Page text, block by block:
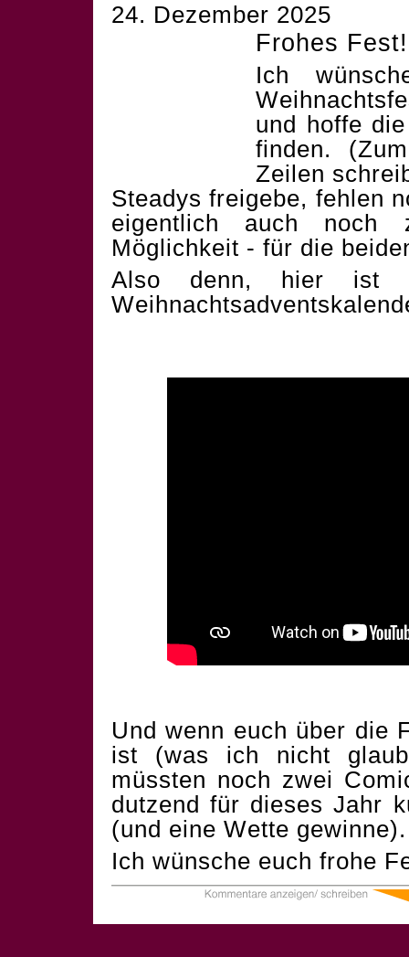
24. Dezember 2025
Frohes Fest!
Ich
und hoffe
finden.
Zeilen
Steadys freigebe, fehlen
eigentlich auch noch
Möglichkeit - für die
Also denn, hier ist
Und wenn euch über die
ist (was ich nicht
müssten noch zwei
dutzend für dieses Jahr
(und eine Wette
Ich wünsche euch frohe